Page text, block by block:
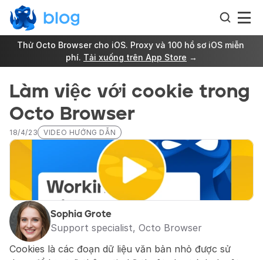
Thử Octo Browser cho iOS. Proxy và 100 hồ sơ iOS miễn
phí. Tải xuống trên App Store →
Làm việc với cookie trong
Octo Browser
18/4/23 VIDEO HƯỚNG DẪN
Sophia Grote
Support specialist, Octo Browser
Cookies là các đoạn dữ liệu văn bản nhỏ được sử